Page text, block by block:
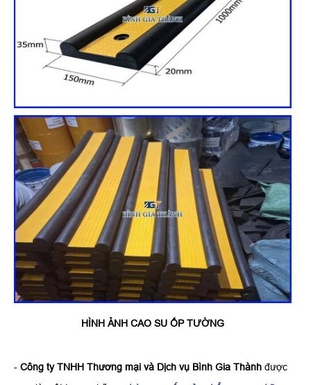
HÌNH ẢNH CAO SU ỐP TƯỜNG
- Công ty TNHH Thương mại và Dịch vụ Bình Gia Thành được